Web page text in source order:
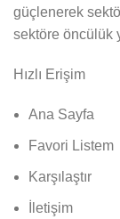
güçlenerek
sektöre öncülük
Hızlı Erişim
Ana Sayfa
Favori Listem
Karşılaştır
İletişim